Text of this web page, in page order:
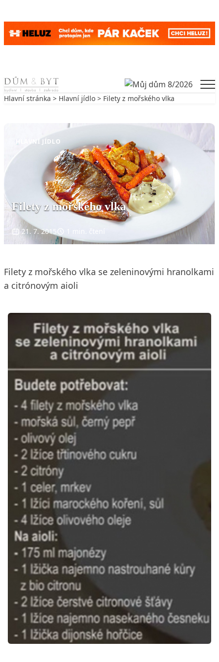
Skip to content
Hlavní stránka > Hlavní jídlo > Filety z mořského vlka
HLAVNÍ JÍDLO
Filety z mořského vlka
21. 7. 2015 1 min. čtení
Filety z mořského vlka se zeleninovými hranolkami
a citrónovým aioli